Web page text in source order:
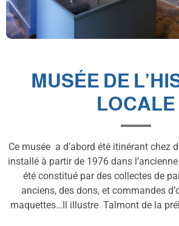
MUSÉE DE
LOCALE
Ce musée a d’abord été itinérant chez
installé à partir de 1976 dans
été constitué par des collectes de
anciens, des dons, et commandes
maquettes…Il illustre Talmont de la